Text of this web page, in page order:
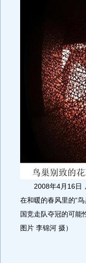
2008年4月16日，
在和暖的春风里的“
国竞走队夺冠的可能
图片 李锦河 摄）